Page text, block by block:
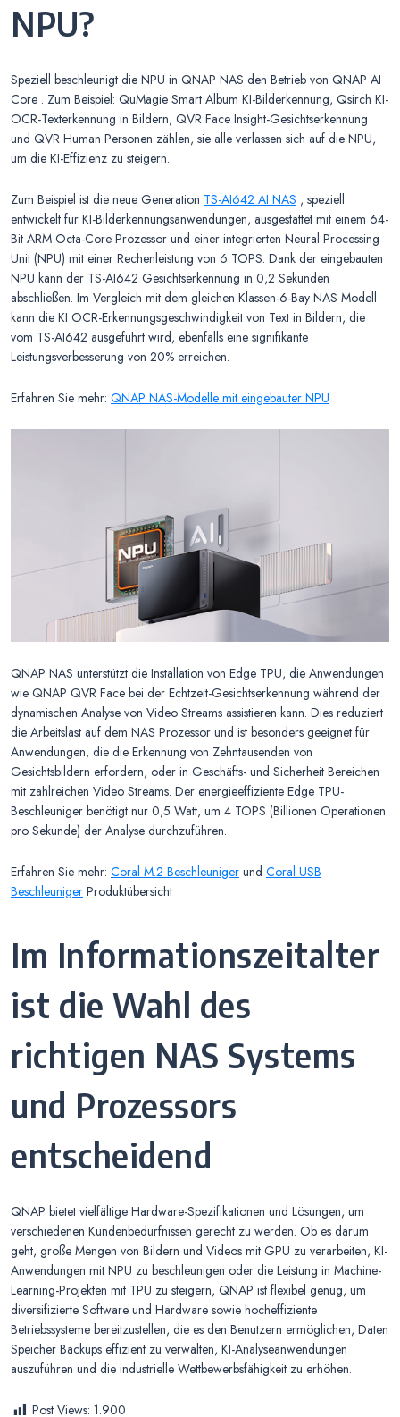
NPU?
Speziell beschleunigt die NPU in QNAP NAS den Betrieb von QNAP AI
Core . Zum Beispiel: QuMagie Smart Album KI-Bilderkennung, Qsirch KI-
OCR-Texterkennung in Bildern, QVR Face Insight-Gesichtserkennung
und QVR Human Personen zählen, sie alle verlassen sich auf die NPU,
um die KI-Effizienz zu steigern.
Zum Beispiel ist die neue Generation TS-AI642 AI NAS , speziell
entwickelt für KI-Bilderkennungsanwendungen, ausgestattet mit einem 64-
Bit ARM Octa-Core Prozessor und einer integrierten Neural Processing
Unit (NPU) mit einer Rechenleistung von 6 TOPS. Dank der eingebauten
NPU kann der TS-AI642 Gesichtserkennung in 0,2 Sekunden
abschließen. Im Vergleich mit dem gleichen Klassen-6-Bay NAS Modell
kann die KI OCR-Erkennungsgeschwindigkeit von Text in Bildern, die
vom TS-AI642 ausgeführt wird, ebenfalls eine signifikante
Leistungsverbesserung von 20% erreichen.
Erfahren Sie mehr: QNAP NAS-Modelle mit eingebauter NPU
QNAP NAS unterstützt die Installation von Edge TPU, die Anwendungen
wie QNAP QVR Face bei der Echtzeit-Gesichtserkennung während der
dynamischen Analyse von Video Streams assistieren kann. Dies reduziert
die Arbeitslast auf dem NAS Prozessor und ist besonders geeignet für
Anwendungen, die die Erkennung von Zehntausenden von
Gesichtsbildern erfordern, oder in Geschäfts- und Sicherheit Bereichen
mit zahlreichen Video Streams. Der energieeffiziente Edge TPU-
Beschleuniger benötigt nur 0,5 Watt, um 4 TOPS (Billionen Operationen
pro Sekunde) der Analyse durchzuführen.
Erfahren Sie mehr: Coral M.2 Beschleuniger und Coral USB
Beschleuniger Produktübersicht
Im Informationszeitalter
ist die Wahl des
richtigen NAS Systems
und Prozessors
entscheidend
QNAP bietet vielfältige Hardware-Spezifikationen und Lösungen, um
verschiedenen Kundenbedürfnissen gerecht zu werden. Ob es darum
geht, große Mengen von Bildern und Videos mit GPU zu verarbeiten, KI-
Anwendungen mit NPU zu beschleunigen oder die Leistung in Machine-
Learning-Projekten mit TPU zu steigern, QNAP ist flexibel genug, um
diversifizierte Software und Hardware sowie hocheffiziente
Betriebssysteme bereitzustellen, die es den Benutzern ermöglichen, Daten
Speicher Backups effizient zu verwalten, KI-Analyseanwendungen
auszuführen und die industrielle Wettbewerbsfähigkeit zu erhöhen.
Post Views: 1.900